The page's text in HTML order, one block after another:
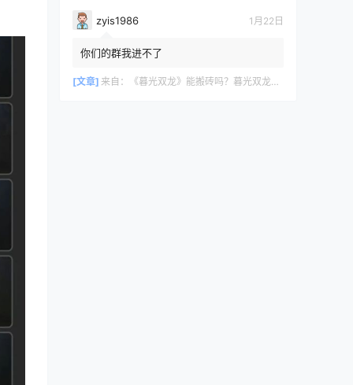
zyis1986 1月22日
你们的群我进不了
[文章] 来自： 《暮光双龙》能搬砖吗？暮光双龙搬砖攻略教程